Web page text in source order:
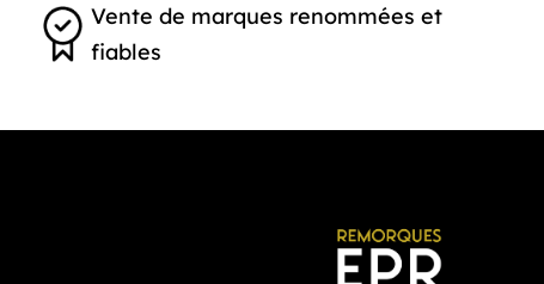
Vente de marques renommées et
fiables